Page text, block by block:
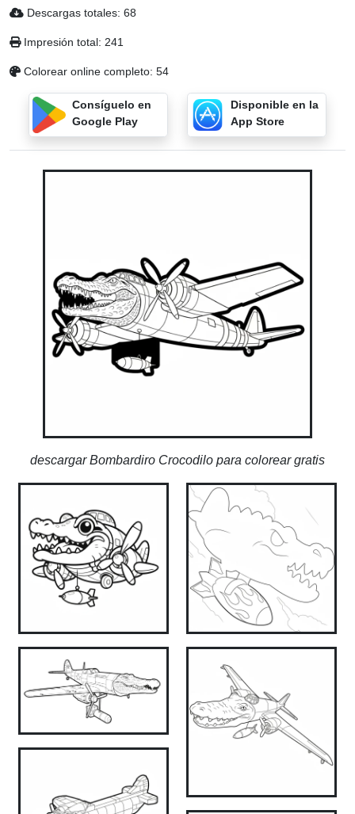
Descargas totales: 68
Impresión total: 241
Colorear online completo: 54
Consíguelo en
Google Play
Disponible en la
App Store
descargar Bombardiro Crocodilo para colorear gratis